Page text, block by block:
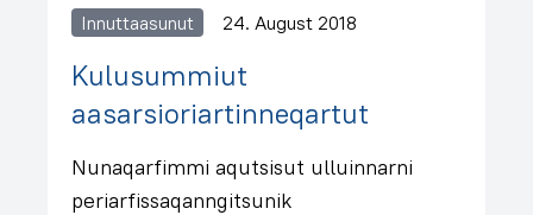
Innuttaasunut 24. August 2018
Kulusummiut
aasarsioriartinneqartut
Nunaqarfimmi aqutsisut ulluinnarni
periarfissaqanngitsunik